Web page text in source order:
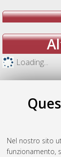
Nel nostro sito
funzionamento,
Loading...